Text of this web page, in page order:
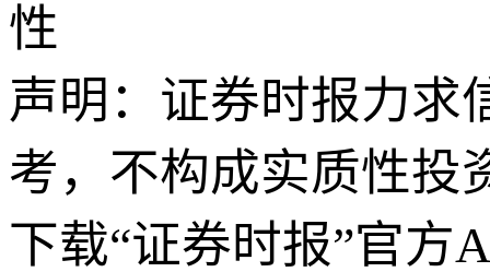
性
声明：证券时报力求
考，不构成实质性投
下载“证券时报”官方